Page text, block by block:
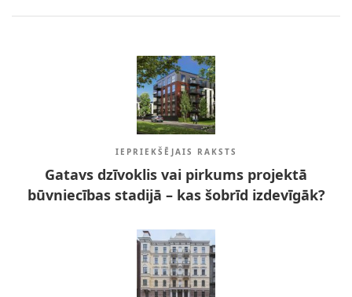
IEPRIEKŠĒJAIS RAKSTS
Gatavs dzīvoklis vai pirkums projektā
būvniecības stadijā – kas šobrīd izdevīgāk?